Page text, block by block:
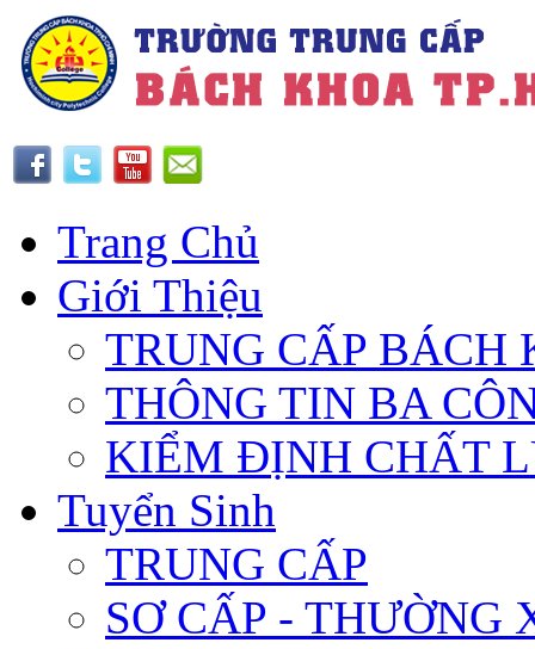
Trang Chủ
Giới Thiệu
TRUNG CẤP BÁCH
THÔNG TIN BA
KIỂM ĐỊNH CHẤT
Tuyển Sinh
TRUNG CẤP
SƠ CẤP - THƯỜNG